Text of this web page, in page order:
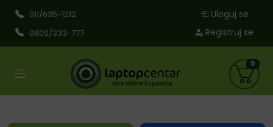
011/635-1212
0800/333-777
Uloguj se
Registruj se
0